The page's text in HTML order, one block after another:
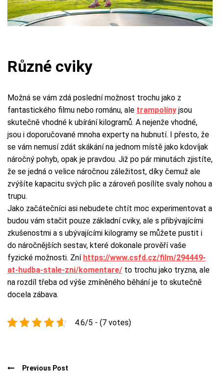
Různé cviky
Možná se vám zdá poslední možnost trochu jako z
fantastického filmu nebo románu, ale trampolíny jsou
skutečně vhodné k ubírání kilogramů. A nejenže vhodné,
jsou i doporučované mnoha experty na hubnutí. I přesto, že
se vám nemusí zdát skákání na jednom místě jako kdovíjak
náročný pohyb, opak je pravdou. Již po pár minutách zjistíte,
že se jedná o velice náročnou záležitost, díky čemuž ale
zvýšíte kapacitu svých plic a zároveň posílíte svaly nohou a
trupu.
Jako začátečníci asi nebudete chtít moc experimentovat a
budou vám stačit pouze základní cviky, ale s přibývajícími
zkušenostmi a s ubývajícími kilogramy se můžete pustit i
do náročnějších sestav, které dokonale prověří vaše
fyzické možnosti. Zní https://www.csfd.cz/film/294449-
at-hudba-stale-zni/komentare/ to trochu jako tryzna, ale
na rozdíl třeba od výše zmíněného běhání je to skutečně
docela zábava.
4.6/5 - (7 votes)
Previous Post